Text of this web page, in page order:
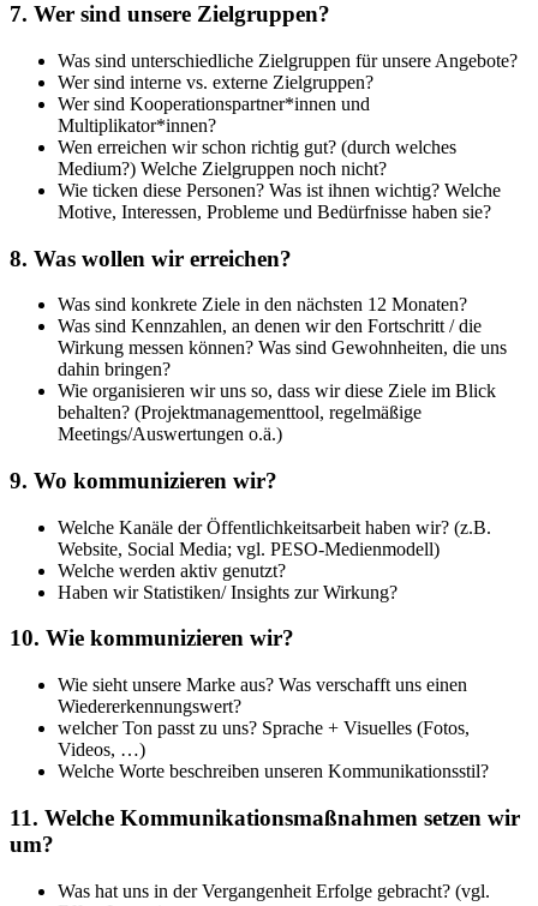
7. Wer sind unsere Zielgruppen?
Was sind unterschiedliche Zielgruppen für unsere Angebote?
Wer sind interne vs. externe Zielgruppen?
Wer sind Kooperationspartner*innen und
Multiplikator*innen?
Wen erreichen wir schon richtig gut? (durch welches
Medium?) Welche Zielgruppen noch nicht?
Wie ticken diese Personen? Was ist ihnen wichtig? Welche
Motive, Interessen, Probleme und Bedürfnisse haben sie?
8. Was wollen wir erreichen?
Was sind konkrete Ziele in den nächsten 12 Monaten?
Was sind Kennzahlen, an denen wir den Fortschritt / die
Wirkung messen können? Was sind Gewohnheiten, die uns
dahin bringen?
Wie organisieren wir uns so, dass wir diese Ziele im Blick
behalten? (Projektmanagementtool, regelmäßige
Meetings/Auswertungen o.ä.)
9. Wo kommunizieren wir?
Welche Kanäle der Öffentlichkeitsarbeit haben wir? (z.B.
Website, Social Media; vgl. PESO-Medienmodell)
Welche werden aktiv genutzt?
Haben wir Statistiken/ Insights zur Wirkung?
10. Wie kommunizieren wir?
Wie sieht unsere Marke aus? Was verschafft uns einen
Wiedererkennungswert?
welcher Ton passt zu uns? Sprache + Visuelles (Fotos,
Videos, …)
Welche Worte beschreiben unseren Kommunikationsstil?
11. Welche Kommunikationsmaßnahmen setzen wir
um?
Was hat uns in der Vergangenheit Erfolge gebracht? (vgl.